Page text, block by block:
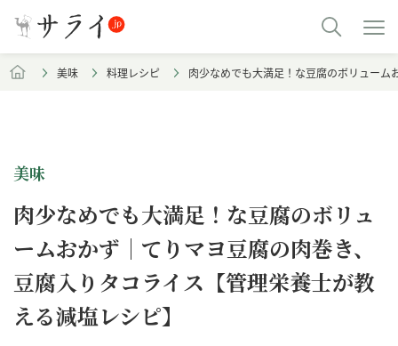
美味 料理レシピ 肉少なめでも大満足！な豆腐のボリュー
美味
肉少なめでも大満足！な豆腐のボリュ
ームおかず｜てりマヨ豆腐の肉巻き、
豆腐入りタコライス【管理栄養士が教
える減塩レシピ】